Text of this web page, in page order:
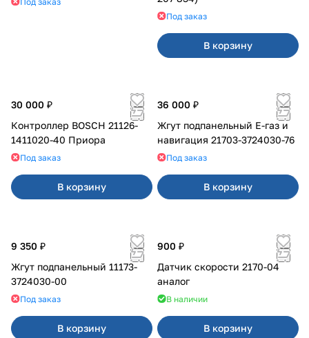
Под заказ
В корзину
30 000 ₽
Контроллер BOSCH 21126-
1411020-40 Приора
Под заказ
В корзину
36 000 ₽
Жгут подпанельный Е-газ и
навигация 21703-3724030-76
Под заказ
В корзину
9 350 ₽
Жгут подпанельный 11173-
3724030-00
Под заказ
В корзину
900 ₽
Датчик скорости 2170-04
аналог
В наличии
В корзину